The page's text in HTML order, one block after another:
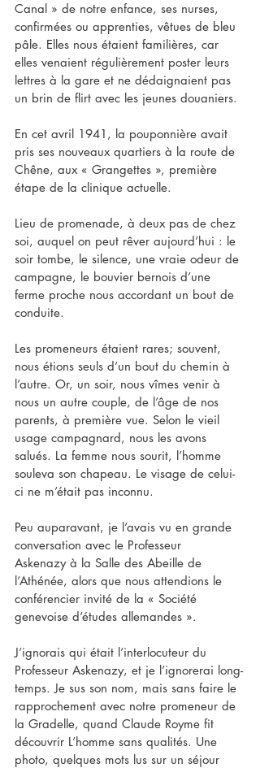
Canal » de notre enfance, ses nurses,
confirmées ou apprenties, vêtues de bleu
pâle. Elles nous étaient familières, car
elles venaient régulièrement poster leurs
lettres à la gare et ne dédaignaient pas
un brin de flirt avec les jeunes douaniers.
En cet avril 1941, la pouponnière avait
pris ses nouveaux quartiers à la route de
Chêne, aux « Grangettes », première
étape de la clinique actuelle.
Lieu de promenade, à deux pas de chez
soi, auquel on peut rêver aujourd’hui : le
soir tombe, le silence, une vraie odeur de
campagne, le bouvier bernois d’une
ferme proche nous accordant un bout de
conduite.
Les promeneurs étaient rares; souvent,
nous étions seuls d’un bout du chemin à
l’autre. Or, un soir, nous vîmes venir à
nous un autre couple, de l’âge de nos
parents, à première vue. Selon le vieil
usage campagnard, nous les avons
salués. La femme nous sourit, l’homme
souleva son chapeau. Le visage de celui-
ci ne m’était pas inconnu.
Peu auparavant, je l’avais vu en grande
conversation avec le Professeur
Askenazy à la Salle des Abeille de
l’Athénée, alors que nous attendions le
conférencier invité de la « Société
genevoise d’études allemandes ».
J’ignorais qui était l’interlocuteur du
Professeur Askenazy, et je l’ignorerai long-
temps. Je sus son nom, mais sans faire le
rapprochement avec notre promeneur de
la Gradelle, quand Claude Royme fit
découvrir L’homme sans qualités. Une
photo, quelques mots lus sur un séjour